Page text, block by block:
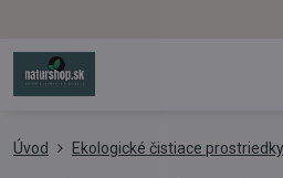
Úvod Ekologické čistiace prostriedky